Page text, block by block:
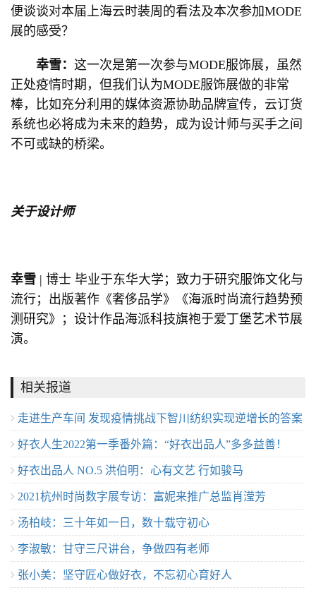
便谈谈对本届上海云时装周的看法及本次参加MODE
展的感受？
幸雪： 这一次是第一次参与MODE服饰展，虽然
正处疫情时期，但我们认为MODE服饰展做的非常
棒，比如充分利用的媒体资源协助品牌宣传，云订货
系统也必将成为未来的趋势，成为设计师与买手之间
不可或缺的桥梁。
关于设计师
幸雪 | 博士 毕业于东华大学；致力于研究服饰文化与
流行；出版著作《奢侈品学》《海派时尚流行趋势预
测研究》；设计作品海派科技旗袍于爱丁堡艺术节展
演。
相关报道
走进生产车间 发现疫情挑战下智川纺织实现逆增长的答案
好衣人生2022第一季番外篇：“好衣出品人”多多益善！
好衣出品人 NO.5 洪伯明：心有文艺 行如骏马
2021杭州时尚数字展专访：富妮来推广总监肖滢芳
汤柏岐：三十年如一日，数十载守初心
李淑敏：甘守三尺讲台，争做四有老师
张小美：坚守匠心做好衣，不忘初心育好人